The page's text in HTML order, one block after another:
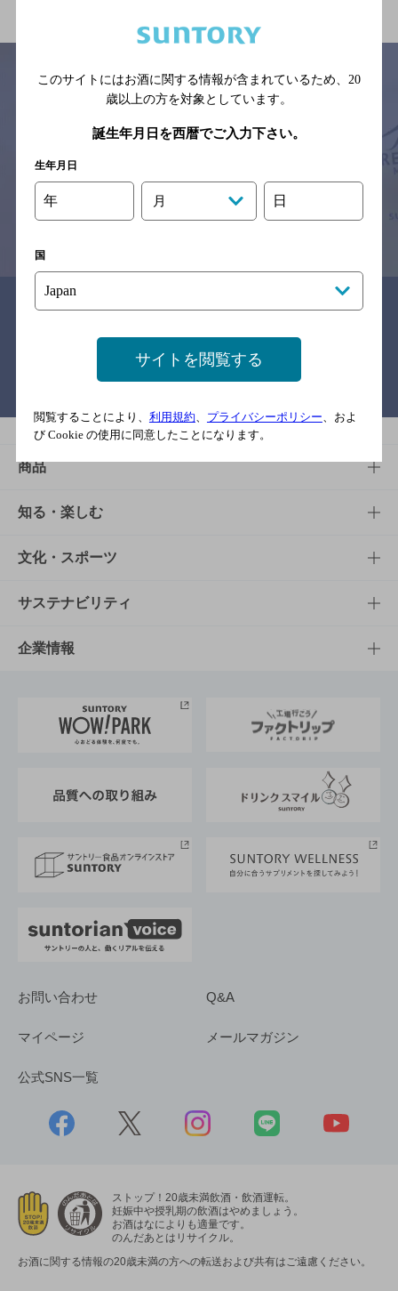
念のためお店にご確認の上ご来店くださいますようお願い申し上げま
商品
商品TOP
商品一覧
商品発売情報
栄養成分一覧
知る・楽しむ
知る・楽しむTOP
キャンペーン
工場見学
地域情報
文化・スポーツ
文化・スポーツTOP
サントリーホール
サントリーサンバーズ大阪
サステナビリティ
サステナビリティTOP
サントリーが考えるサステナビリティ経営
企業情報
企業概要
採用情報
お問い合わせ Q&A
マイページ メールマガジン
公式SNS一覧
ストップ！20歳未満飲酒・飲酒運転。
妊娠中や授乳期の飲酒はやめましょう。
お酒はなによりも適量です。
のんだあとはリサイクル。
お酒に関する情報の20歳未満の方への転送および共有はご遠慮ください。
このサイトにはお酒に関する情報が含まれているため、 20
歳以上の方を対象としています。
誕生年月日を西暦でご入力下さい。
生年月日
年 月 日
国
サイトを閲覧する
閲覧することにより、 利用規約、 プライバシーポリシー、およ
び Cookie の使用に同意したことになります。